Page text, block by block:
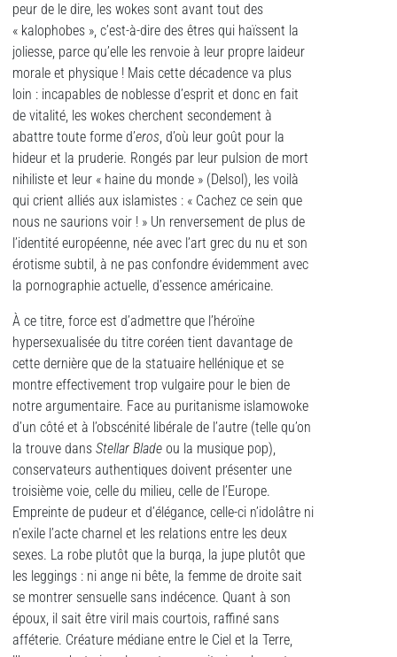
peur de le dire, les wokes sont avant tout des
« kalophobes », c’est-à-dire des êtres qui haïssent la
joliesse, parce qu’elle les renvoie à leur propre laideur
morale et physique ! Mais cette décadence va plus
loin : incapables de noblesse d’esprit et donc en fait
de vitalité, les wokes cherchent secondement à
abattre toute forme d’eros, d’où leur goût pour la
hideur et la pruderie. Rongés par leur pulsion de mort
nihiliste et leur « haine du monde » (Delsol), les voilà
qui crient alliés aux islamistes : « Cachez ce sein que
nous ne saurions voir ! » Un renversement de plus de
l’identité européenne, née avec l’art grec du nu et son
érotisme subtil, à ne pas confondre évidemment avec
la pornographie actuelle, d’essence américaine.
À ce titre, force est d’admettre que l’héroïne
hypersexualisée du titre coréen tient davantage de
cette dernière que de la statuaire hellénique et se
montre effectivement trop vulgaire pour le bien de
notre argumentaire. Face au puritanisme islamowoke
d’un côté et à l’obscénité libérale de l’autre (telle qu’on
la trouve dans Stellar Blade ou la musique pop),
conservateurs authentiques doivent présenter une
troisième voie, celle du milieu, celle de l’Europe.
Empreinte de pudeur et d’élégance, celle-ci n’idolâtre ni
n’exile l’acte charnel et les relations entre les deux
sexes. La robe plutôt que la burqa, la jupe plutôt que
les leggings : ni ange ni bête, la femme de droite sait
se montrer sensuelle sans indécence. Quant à son
époux, il sait être viril mais courtois, raffiné sans
afféterie. Créature médiane entre le Ciel et la Terre,